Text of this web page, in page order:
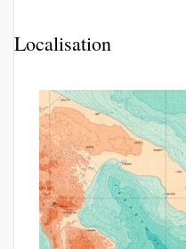
Localisation